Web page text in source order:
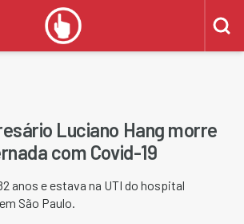
Luciano Hang morre
com Covid-19
anos e estava na UTI do hospital
São Paulo.